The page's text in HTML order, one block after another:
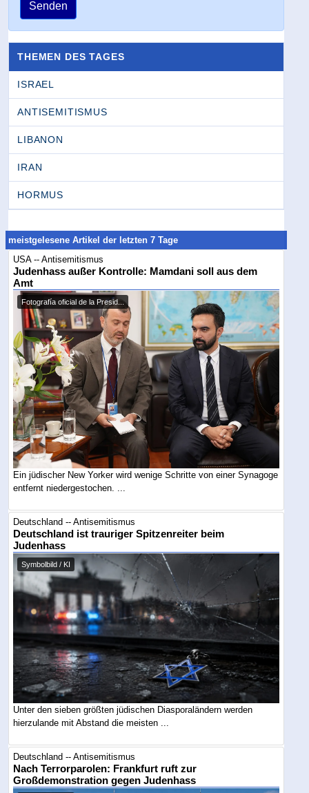
Senden
THEMEN DES TAGES
ISRAEL
ANTISEMITISMUS
LIBANON
IRAN
HORMUS
meistgelesene Artikel der letzten 7 Tage
USA -- Antisemitismus
Judenhass außer Kontrolle: Mamdani soll aus dem
Amt
Fotografía oficial de la Presid...
Ein jüdischer New Yorker wird wenige Schritte von einer Synagoge
entfernt niedergestochen. ...
Deutschland -- Antisemitismus
Deutschland ist trauriger Spitzenreiter beim
Judenhass
Symbolbild / KI
Unter den sieben größten jüdischen Diasporaländern werden
hierzulande mit Abstand die meisten ...
Deutschland -- Antisemitismus
Nach Terrorparolen: Frankfurt ruft zur
Großdemonstration gegen Judenhass